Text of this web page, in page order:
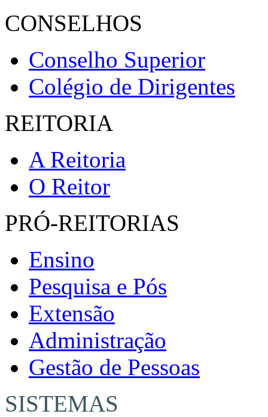
CONSELHOS
Conselho Superior
Colégio de Dirigentes
REITORIA
A Reitoria
O Reitor
PRÓ-REITORIAS
Ensino
Pesquisa e Pós
Extensão
Administração
Gestão de Pessoas
SISTEMAS